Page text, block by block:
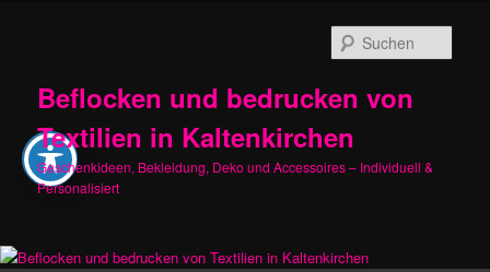
Beflocken und bedrucken von
Textilien in Kaltenkirchen
Geschenkideen, Bekleidung, Deko und Accessoires – Individuell &
Personalisiert